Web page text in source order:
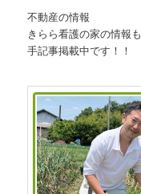
不動産の情報
きらら看護の家の情報も
手記事掲載中です！！